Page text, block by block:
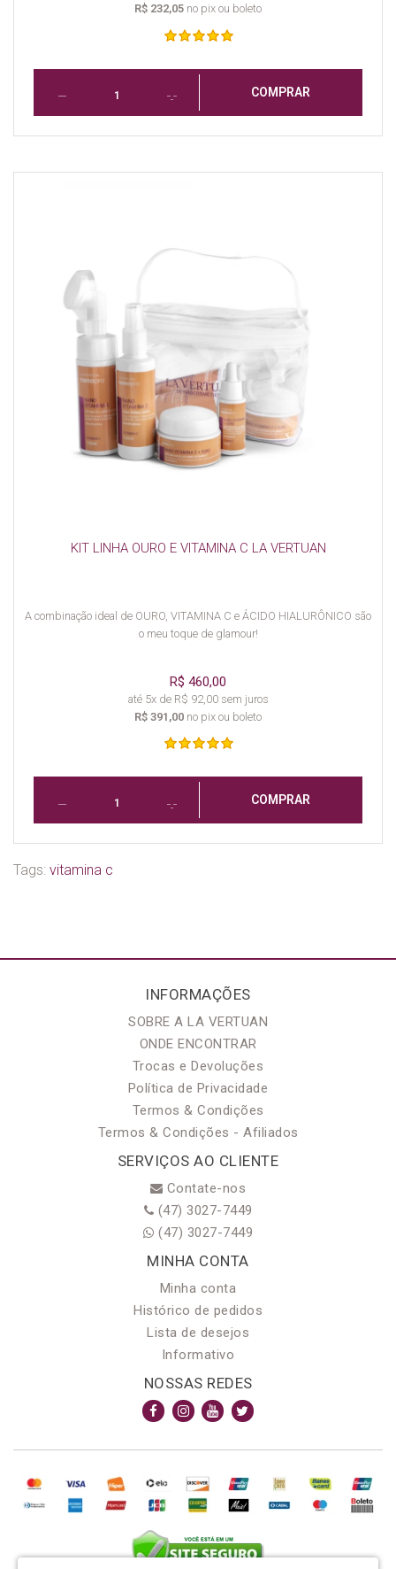
R$ 232,05 no pix ou boleto
COMPRAR
KIT LINHA OURO E VITAMINA C LA VERTUAN
A combinação ideal de OURO, VITAMINA C e ÁCIDO HIALURÔNICO são
o meu toque de glamour!
R$ 460,00
até 5x de R$ 92,00 sem juros
R$ 391,00 no pix ou boleto
COMPRAR
Tags: vitamina c
INFORMAÇÕES
SOBRE A LA VERTUAN
ONDE ENCONTRAR
Trocas e Devoluções
Política de Privacidade
Termos & Condições
Termos & Condições - Afiliados
SERVIÇOS AO CLIENTE
Contate-nos
(47) 3027-7449
(47) 3027-7449
MINHA CONTA
Minha conta
Histórico de pedidos
Lista de desejos
Informativo
NOSSAS REDES